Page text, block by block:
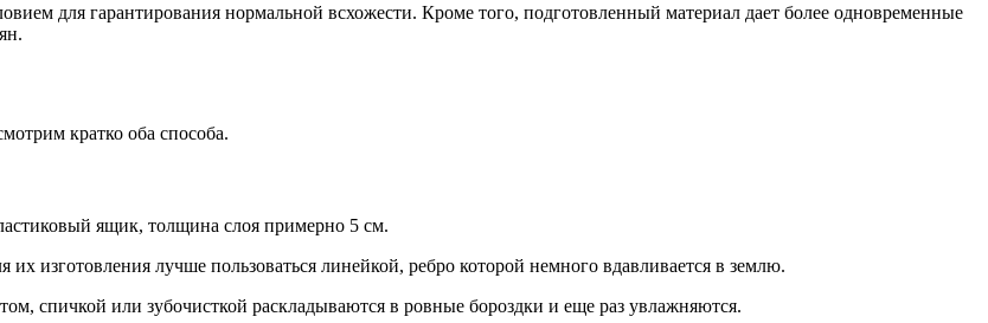
для гарантирования нормальной всхожести. Кроме того, подготовленный материал дает более одновременные
кратко оба способа.
ящик, толщина слоя примерно 5 см.
изготовления лучше пользоваться линейкой, ребро которой немного вдавливается в землю.
спичкой или зубочисткой раскладываются в ровные бороздки и еще раз увлажняются.